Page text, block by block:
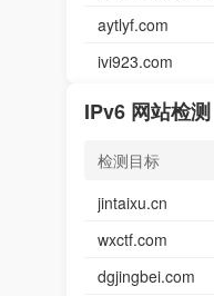
aytlyf.com
ivi923.com
IPv6 网站检测
检测目标
jintaixu.cn
wxctf.com
dgjingbei.com